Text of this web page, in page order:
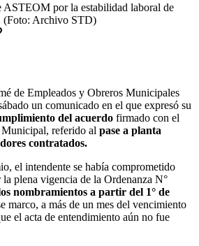
ASTEOM por la estabilidad laboral de
(Foto: Archivo STD)
de Empleados y Obreros Municipales
un comunicado en el que expresó su
del acuerdo firmado con el
referido al pase a planta
contratados.
el intendente se había comprometido
plena vigencia de la Ordenanza N°
nombramientos a partir del 1° de
marco, a más de un mes del vencimiento
el acta de entendimiento aún no fue